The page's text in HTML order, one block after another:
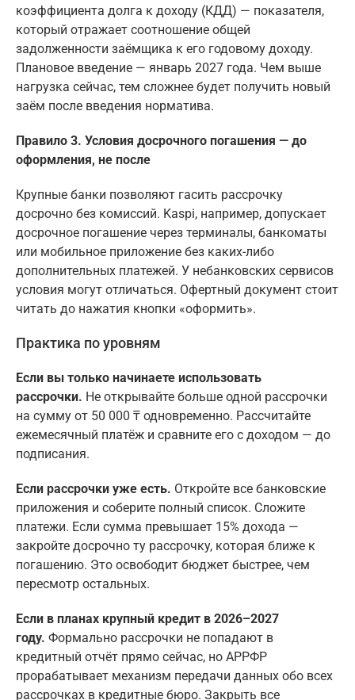
коэффициента долга к доходу (КДД) — показателя,
который отражает соотношение общей
задолженности заёмщика к его годовому доходу.
Плановое введение — январь 2027 года. Чем выше
нагрузка сейчас, тем сложнее будет получить новый
заём после введения норматива.
Правило 3. Условия досрочного погашения — до
оформления, не после
Крупные банки позволяют гасить рассрочку
досрочно без комиссий. Kaspi, например, допускает
досрочное погашение через терминалы, банкоматы
или мобильное приложение без каких-либо
дополнительных платежей. У небанковских сервисов
условия могут отличаться. Офертный документ стоит
читать до нажатия кнопки «оформить».
Практика по уровням
Если вы только начинаете использовать
рассрочки. Не открывайте больше одной рассрочки
на сумму от 50 000 ₸ одновременно. Рассчитайте
ежемесячный платёж и сравните его с доходом — до
подписания.
Если рассрочки уже есть. Откройте все банковские
приложения и соберите полный список. Сложите
платежи. Если сумма превышает 15% дохода —
закройте досрочно ту рассрочку, которая ближе к
погашению. Это освободит бюджет быстрее, чем
пересмотр остальных.
Если в планах крупный кредит в 2026–2027
году. Формально рассрочки не попадают в
кредитный отчёт прямо сейчас, но АРРФР
прорабатывает механизм передачи данных обо всех
рассрочках в кредитные бюро. Закрыть все